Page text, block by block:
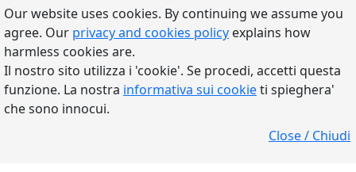
Our website uses cookies. By continuing we assume you
agree. Our privacy and cookies policy explains how
harmless cookies are.
Il nostro sito utilizza i 'cookie'. Se procedi, accetti questa
funzione. La nostra informativa sui cookieti spieghera'
che sono innocui.
Close / Chiudi